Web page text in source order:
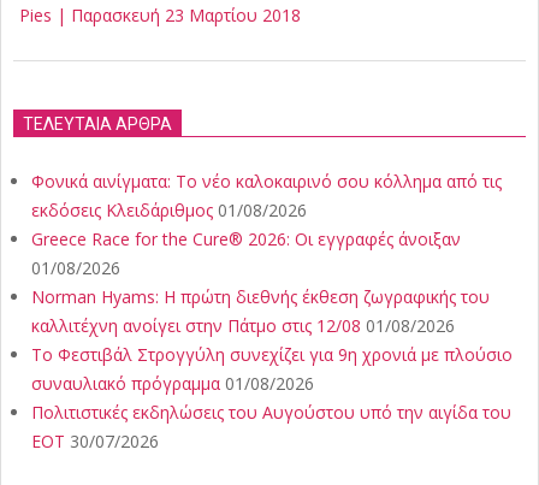
Pies | Παρασκευή 23 Μαρτίου 2018
ΤΕΛΕΥΤΑΙΑ ΑΡΘΡΑ
Φονικά αινίγματα: Το νέο καλοκαιρινό σου κόλλημα από τις
εκδόσεις Κλειδάριθμος 01/08/2026
Greece Race for the Cure® 2026: Οι εγγραφές άνοιξαν
01/08/2026
Norman Hyams: Η πρώτη διεθνής έκθεση ζωγραφικής του
καλλιτέχνη ανοίγει στην Πάτμο στις 12/08 01/08/2026
Το Φεστιβάλ Στρογγύλη συνεχίζει για 9η χρονιά με πλούσιο
συναυλιακό πρόγραμμα 01/08/2026
Πολιτιστικές εκδηλώσεις του Αυγούστου υπό την αιγίδα του
ΕΟΤ 30/07/2026